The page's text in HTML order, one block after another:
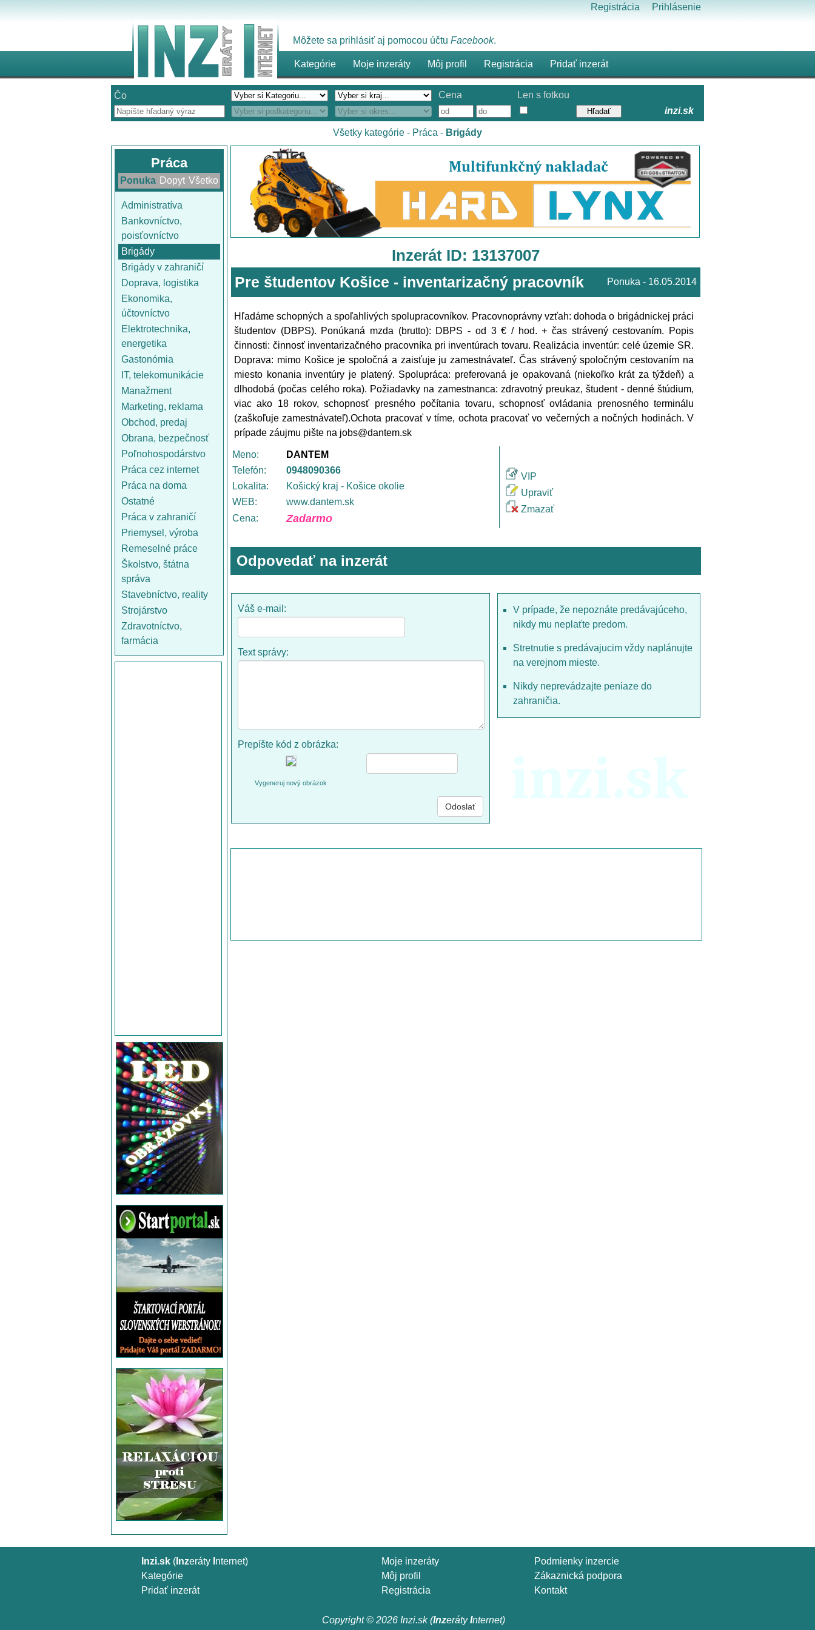
Registrácia Prihlásenie
Môžete sa prihlásiť aj pomocou účtu Facebook.
Kategórie Moje inzeráty Môj profil Registrácia Pridať inzerát
Čo Cena
Len s fotkou
inzi.sk
Všetky kategórie - Práca - Brigády
Práca
Ponuka Dopyt Všetko
Administratíva
Bankovníctvo,
poisťovníctvo
Brigády
Brigády v zahraničí
Doprava, logistika
Ekonomika,
účtovníctvo
Elektrotechnika,
energetika
Gastonómia
IT, telekomunikácie
Manažment
Marketing, reklama
Obchod, predaj
Obrana, bezpečnosť
Poľnohospodárstvo
Práca cez internet
Práca na doma
Ostatné
Práca v zahraničí
Priemysel, výroba
Remeselné práce
Školstvo, štátna
správa
Stavebníctvo, reality
Strojárstvo
Zdravotníctvo,
farmácia
Inzerát ID: 13137007
Pre študentov Košice - inventarizačný pracovník
Ponuka - 16.05.2014
Hľadáme schopných a spoľahlivých spolupracovníkov. Pracovnoprávny vzťah: dohoda o brigádnickej práci
študentov (DBPS). Ponúkaná mzda (brutto): DBPS - od 3 € / hod. + čas strávený cestovaním. Popis
činnosti: činnosť inventarizačného pracovníka pri inventúrach tovaru. Realizácia inventúr: celé územie SR.
Doprava: mimo Košice je spoločná a zaisťuje ju zamestnávateľ. Čas strávený spoločným cestovaním na
miesto konania inventúry je platený. Spolupráca: preferovaná je opakovaná (niekoľko krát za týždeň) a
dlhodobá (počas celého roka). Požiadavky na zamestnanca: zdravotný preukaz, študent - denné štúdium,
viac ako 18 rokov, schopnosť presného počítania tovaru, schopnosť ovládania prenosného terminálu
(zaškoľuje zamestnávateľ).Ochota pracovať v tíme, ochota pracovať vo večerných a nočných hodinách. V
prípade záujmu pište na jobs@dantem.sk
Meno:
DANTEM
Telefón:
0948090366
Lokalita:
Košický kraj - Košice okolie
WEB:
www.dantem.sk
Cena:
Zadarmo
VIP
Upraviť
Zmazať
Odpovedať na inzerát
Váš e-mail:
Text správy:
Prepíšte kód z obrázka:
Vygeneruj nový obrázok
V prípade, že nepoznáte predávajúceho,
nikdy mu neplaťte predom.
Stretnutie s predávajucim vždy naplánujte
na verejnom mieste.
Nikdy neprevádzajte peniaze do
zahraničia.
Inzi.sk(Inzeráty nternet)
Kategórie
Pridať inzerát
Moje inzeráty
Môj profil
Registrácia
Podmienky inzercie
Zákaznická podpora
Kontakt
Copyright © 2026 Inzi.sk (InzerátyInternet)